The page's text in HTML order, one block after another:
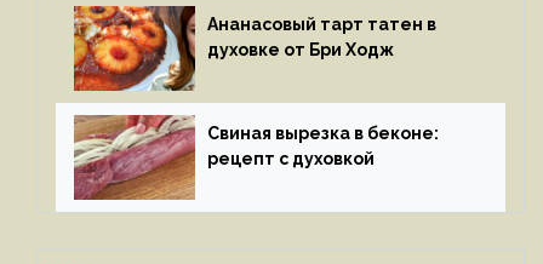
Ананасовый тарт татен в
духовке от Бри Ходж
Свиная вырезка в беконе:
рецепт с духовкой